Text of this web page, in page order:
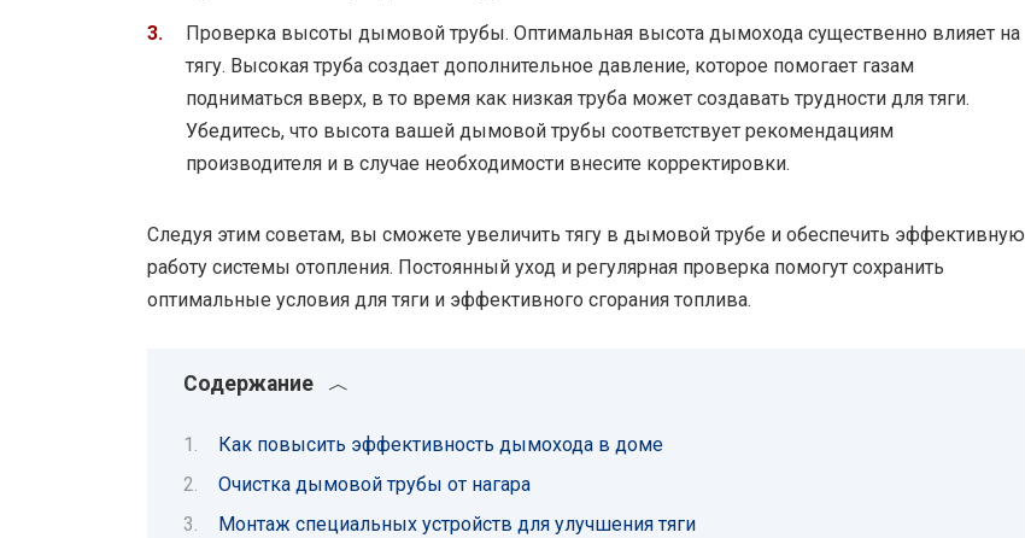
Проверка высоты дымовой трубы. Оптимальная высота дымохода существенно влияет на
тягу. Высокая труба создает дополнительное давление, которое помогает газам
подниматься вверх, в то время как низкая труба может создавать трудности для тяги.
Убедитесь, что высота вашей дымовой трубы соответствует рекомендациям
производителя и в случае необходимости внесите корректировки.
Следуя этим советам, вы сможете увеличить тягу в дымовой трубе и обеспечить эффективную
работу системы отопления. Постоянный уход и регулярная проверка помогут сохранить
оптимальные условия для тяги и эффективного сгорания топлива.
Содержание
Как повысить эффективность дымохода в доме
Очистка дымовой трубы от нагара
Монтаж специальных устройств для улучшения тяги